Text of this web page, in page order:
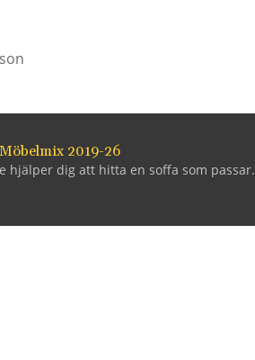
2019-26
hjälper dig att hitta en soffa som passar.